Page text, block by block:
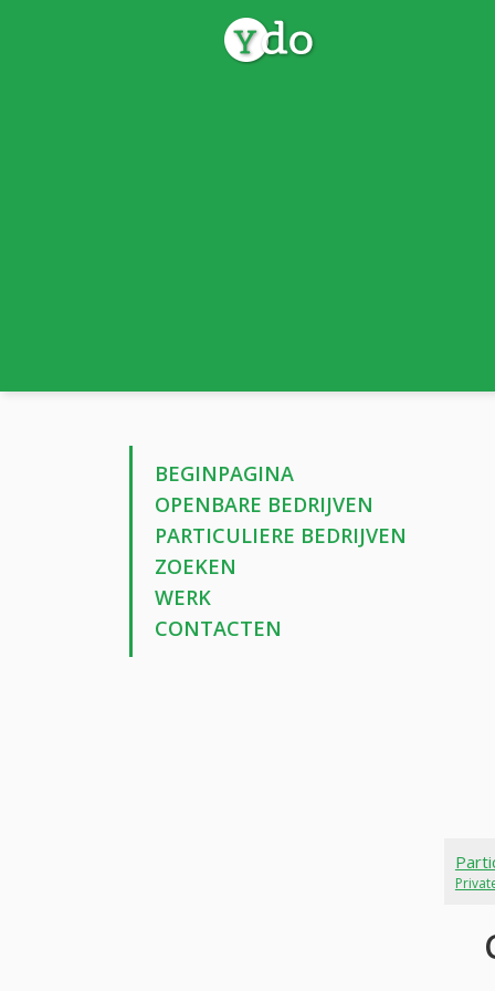
BEGINPAGINA
OPENBARE BEDRIJVEN
PARTICULIERE BEDRIJVEN
ZOEKEN
WERK
CONTACTEN